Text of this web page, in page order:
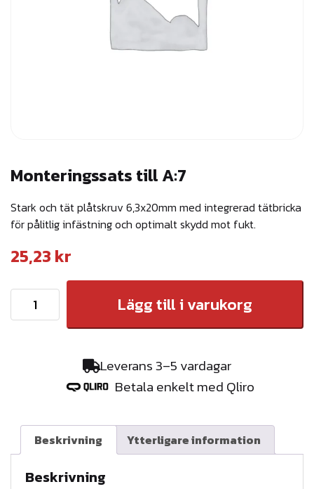
Monteringssats till A:7
Stark och tät plåtskruv 6,3x20mm med integrerad tätbricka
för pålitlig infästning och optimalt skydd mot fukt.
25,23 kr
o
g
Lägg till i varukorg
Leverans 3–5 vardagar
Betala enkelt med Qliro
Beskrivning Ytterligare information
Beskrivning